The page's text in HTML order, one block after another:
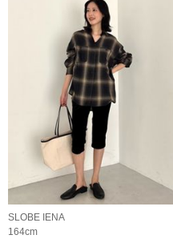
SLOBE IENA
164cm